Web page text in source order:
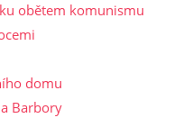
obětem komunismu
domu
Barbory